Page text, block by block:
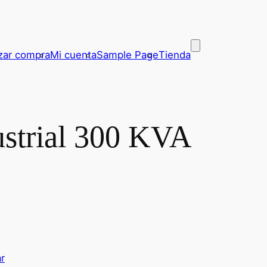
compraMi cuentaSample PageTienda
300 KVA